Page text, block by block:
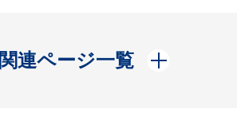
関連ページ一覧
開く